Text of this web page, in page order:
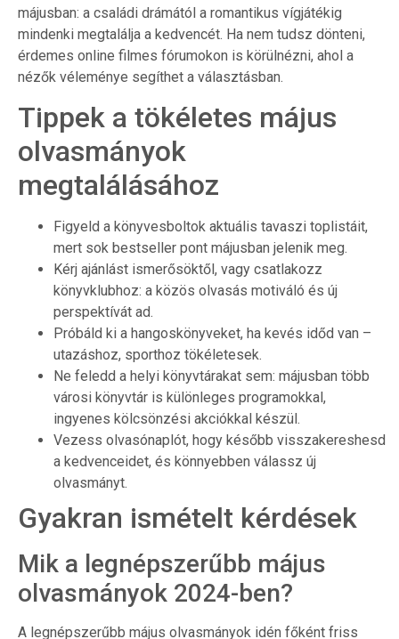
májusban: a családi drámától a romantikus vígjátékig
mindenki megtalálja a kedvencét. Ha nem tudsz dönteni,
érdemes online filmes fórumokon is körülnézni, ahol a
nézők véleménye segíthet a választásban.
Tippek a tökéletes május
olvasmányok
megtalálásához
Figyeld a könyvesboltok aktuális tavaszi toplistáit,
mert sok bestseller pont májusban jelenik meg.
Kérj ajánlást ismerősöktől, vagy csatlakozz
könyvklubhoz: a közös olvasás motiváló és új
perspektívát ad.
Próbáld ki a hangoskönyveket, ha kevés időd van –
utazáshoz, sporthoz tökéletesek.
Ne feledd a helyi könyvtárakat sem: májusban több
városi könyvtár is különleges programokkal,
ingyenes kölcsönzési akciókkal készül.
Vezess olvasónaplót, hogy később visszakereshesd
a kedvenceidet, és könnyebben válassz új
olvasmányt.
Gyakran ismételt kérdések
Mik a legnépszerűbb május
olvasmányok 2024-ben?
A legnépszerűbb május olvasmányok idén főként friss